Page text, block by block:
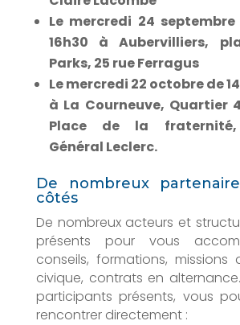
Le mercredi 24
16h30 à Aubervilliers,
Parks, 25 rue Ferragus
Le mercredi 22 octobre de
à La Courneuve, Quartier
Place de la fraternité,
Général Leclerc.
De nombreux
côtés
De nombreux acteurs et
présents pour vous
conseils, formations, missions
civique, contrats en
participants présents, vous
rencontrer directement :